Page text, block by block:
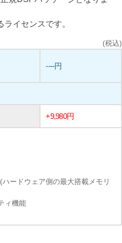
イセンスです。
(税込)
----円
+9,980円
ードウェア側の最大搭載メモリ
ィ機能